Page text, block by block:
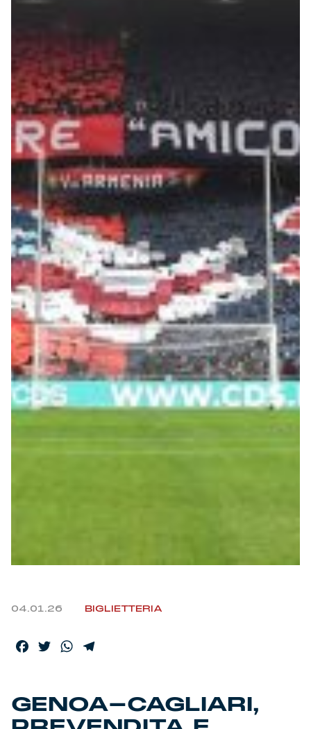
Vintage Collection
Red&Blue Voices
Kids
Accessori
Party
Outlet
Caffè Boasi x Genoa
Helan x Genoa
Isolani x Genoa
Gift Card Online Store
Fortissimo batte il mio cuor
04.01.26 BIGLIETTERIA
Facebook
TwitterWhatsApp
GENOA-CAGLIARI,